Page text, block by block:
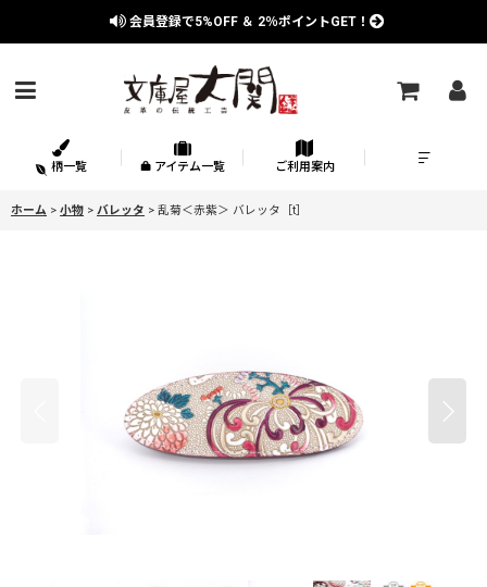
会員登録で5%OFF ＆ 2％ポイントGET！
柄一覧 アイテム一覧 ご利用案内
ホーム > 小物 > バレッタ > 乱菊＜赤紫＞ バレッタ［t］